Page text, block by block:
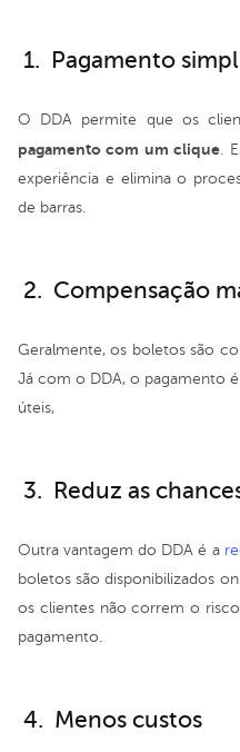
1. Pagamento
O DDA permite que os
pagamento com um clique.
experiência e elimina o
de barras.
2. Compensação
Geralmente, os boletos são
Já com o DDA, o pagamento
úteis,
3. Reduz as
Outra vantagem do DDA é a
boletos são disponibilizados
os clientes não correm o
pagamento.
4. Menos custos